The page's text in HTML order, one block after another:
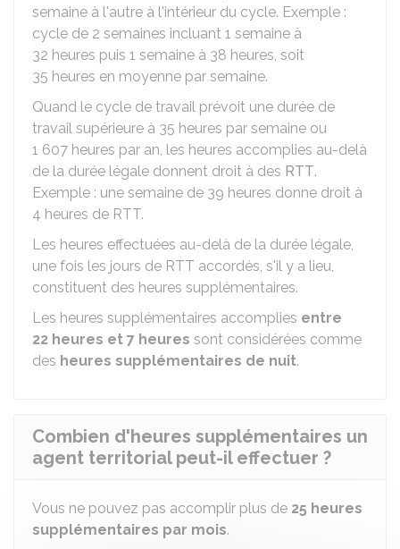
semaine à l'autre à l'intérieur du cycle. Exemple :
cycle de 2 semaines incluant 1 semaine à
32 heures puis 1 semaine à 38 heures, soit
35 heures en moyenne par semaine.
Quand le cycle de travail prévoit une durée de
travail supérieure à 35 heures par semaine ou
1 607 heures par an, les heures accomplies au-delà
de la durée légale donnent droit à des RTT.
Exemple : une semaine de 39 heures donne droit à
4 heures de RTT.
Les heures effectuées au-delà de la durée légale,
une fois les jours de RTT accordés, s'il y a lieu,
constituent des heures supplémentaires.
Les heures supplémentaires accomplies entre
22 heures et 7 heures sont considérées comme
des heures supplémentaires de nuit.
Combien d'heures supplémentaires un
agent territorial peut-il effectuer ?
Vous ne pouvez pas accomplir plus de 25 heures
supplémentaires par mois.